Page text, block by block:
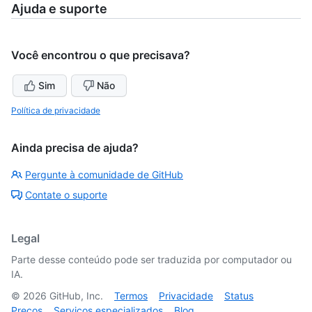
Ajuda e suporte
Você encontrou o que precisava?
Sim Não
Política de privacidade
Ainda precisa de ajuda?
Pergunte à comunidade de GitHub
Contate o suporte
Legal
Parte desse conteúdo pode ser traduzida por computador ou
IA.
© 2026 GitHub, Inc. Termos Privacidade
Status